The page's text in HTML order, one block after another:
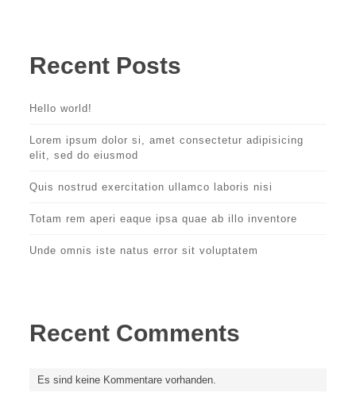
Recent Posts
Hello world!
Lorem ipsum dolor si, amet consectetur adipisicing
elit, sed do eiusmod
Quis nostrud exercitation ullamco laboris nisi
Totam rem aperi eaque ipsa quae ab illo inventore
Unde omnis iste natus error sit voluptatem
Recent Comments
Es sind keine Kommentare vorhanden.